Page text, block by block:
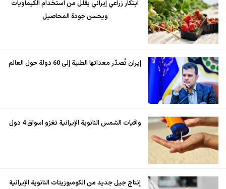
ابتكار زراعي إيراني يقلل من استخدام الكيماويات
ويحسن جودة المحاصيل
إيران تُصدّر معداتها الطبية إلى 60 دولة حول العالم
واقيات الشمس النانوية الإيرانية تغزو اسواق 4 دول
إنتاج جيل جديد من الكومبوزيتات النانوية الإيرانية